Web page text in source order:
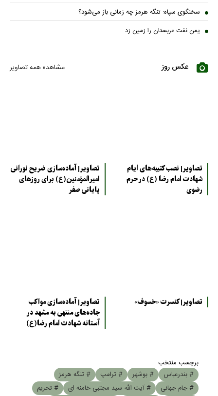
سخنگوی سپاه: تنگه هرمز چه زمانی باز می‌شود؟
یمن نفت عربستان را زمین زد
عکس روز مشاهده همه تصاویر
تصاویر| نصب کتیبه‌های ایام
شهادت امام رضا (ع) در حرم
رضوی
تصاویر| آماده‌سازی ضریح نورانی
امیرالمؤمنین(ع) برای روزهای
پایانی صفر
تصاویر| کنسرت «خسوف»
تصاویر| آماده‌سازی مواکب
جاده‌های منتهی به مشهد در
آستانه شهادت امام رضا(ع)
برچسب منتخب
# بندرعباس
# بوشهر # ترامپ
# تنگه هرمز
# جام جهانی
# آیت الله سید مجتبی خامنه ای
# تحریم